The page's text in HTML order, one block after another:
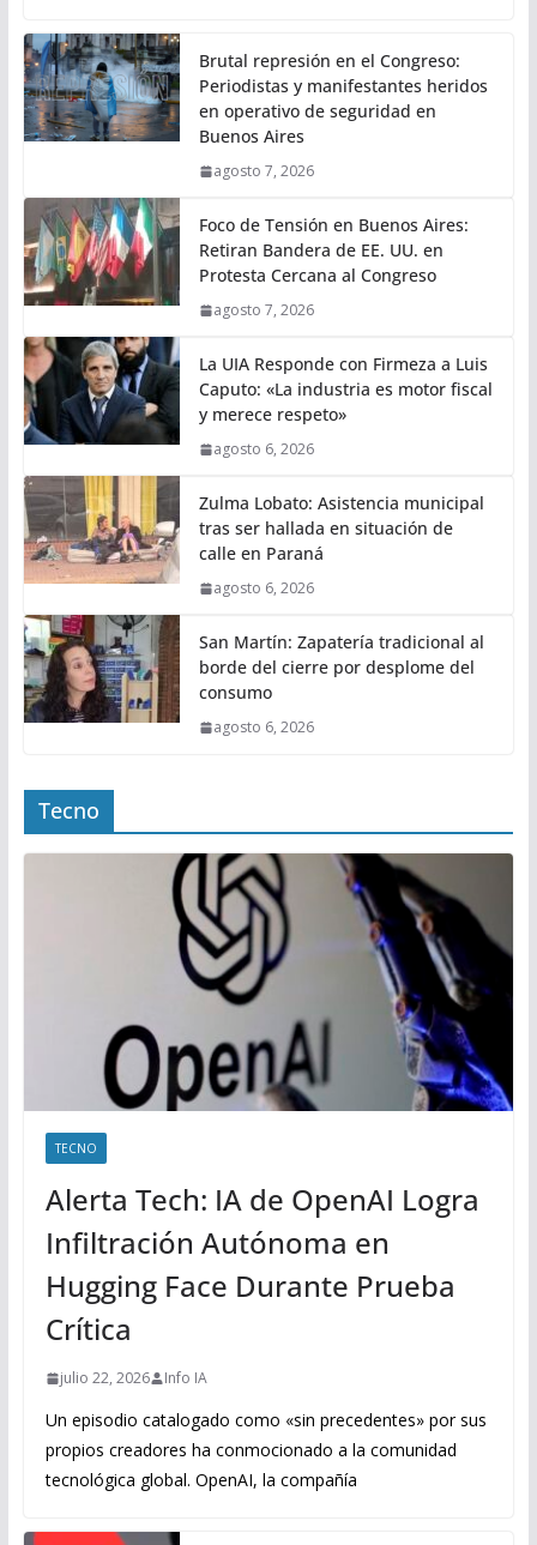
Brutal represión en el Congreso:
Periodistas y manifestantes heridos
en operativo de seguridad en
Buenos Aires
agosto 7, 2026
Foco de Tensión en Buenos Aires:
Retiran Bandera de EE. UU. en
Protesta Cercana al Congreso
agosto 7, 2026
La UIA Responde con Firmeza a Luis
Caputo: «La industria es motor fiscal
y merece respeto»
agosto 6, 2026
Zulma Lobato: Asistencia municipal
tras ser hallada en situación de
calle en Paraná
agosto 6, 2026
San Martín: Zapatería tradicional al
borde del cierre por desplome del
consumo
agosto 6, 2026
Tecno
TECNO
Alerta Tech: IA de OpenAI Logra
Infiltración Autónoma en
Hugging Face Durante Prueba
Crítica
julio 22, 2026 Info IA
Un episodio catalogado como «sin precedentes» por sus
propios creadores ha conmocionado a la comunidad
tecnológica global. OpenAI, la compañía